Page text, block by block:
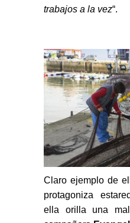
trabajos a la vez“.
Claro ejemplo de
protagoniza
ella orilla una